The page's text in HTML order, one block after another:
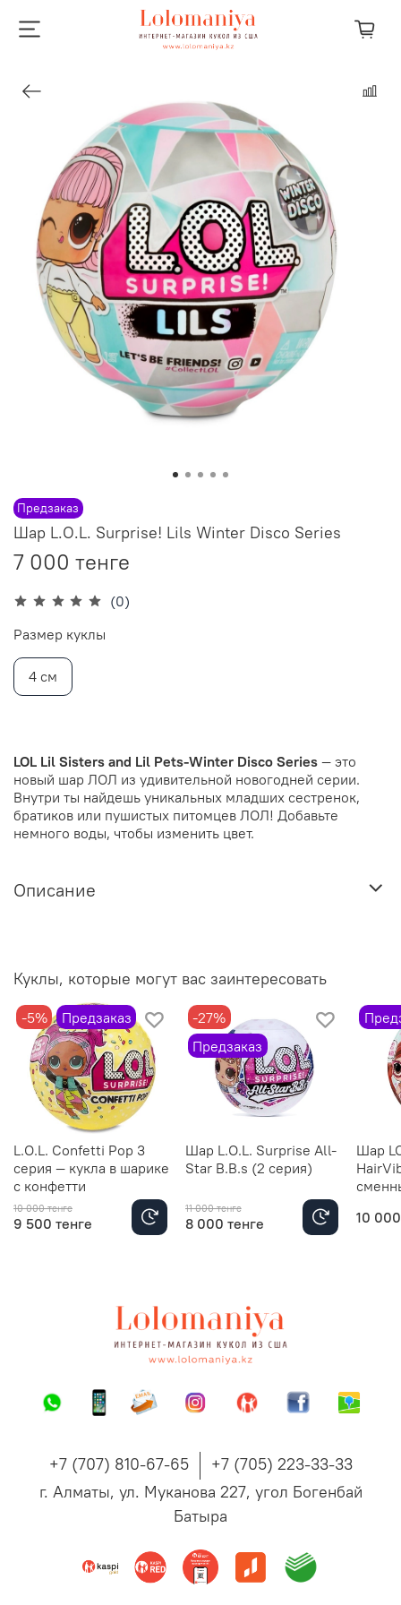
Предзаказ
(0)
Шар L.O.L. Surprise! Lils Winter Disco Series
7 000 тенге
Размер куклы
4 см
LOL Lil Sisters and Lil Pets-Winter Disco Series — это
новый шар ЛОЛ из удивительной новогодней серии.
Внутри ты найдешь уникальных младших сестренок,
братиков или пушистых питомцев ЛОЛ! Добавьте
немного воды, чтобы изменить цвет.
Описание
Куклы, которые могут вас заинтересовать
-5% Предзаказ
L.O.L. Confetti Pop 3
серия — кукла в шарике
с конфетти
10 000 тенге
9 500 тенге
-27%
Предзаказ
Шар L.O.L. Surprise All-
Star B.B.s (2 серия)
11 000 тенге
8 000 тенге
Шар
10
+7 (707) 810-67-65
+7 (705) 223-33-33
г. Алматы, ул. Муканова 227, угол Богенбай
Батыра